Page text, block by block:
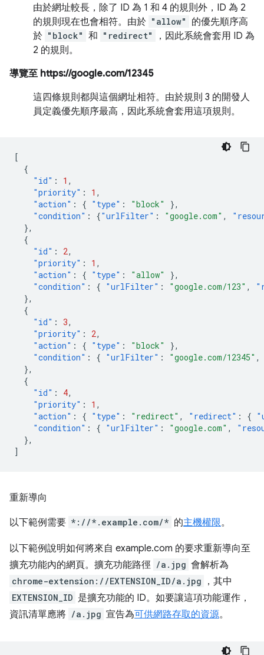
由於網址較長，除了 ID 為 1 和 4 的規則外，ID 為 2
的規則現在也會相符。由於 "allow"
的優先順序高
於 "block" 和 "redirect"
，因此系統會套用 ID 為
2 的規則。
導覽至 https://google.com/12345
這四條規則都與這個網址相符。由於規則 3 的開發人
員定義優先順序最高，因此系統會套用這項規則。
[
{
"id" : 1 ,
"priority" : 1 ,
"action" : { "type" : "block"
},
"condition" : {"urlFilter" : "google.com" ,
},
{
"id" : 2,
"priority" : 1 ,
"action" : { "type" : "allow"
},
"condition" : { "urlFilter" : "google.com/123" ,
},
{
"id" : 3,
"priority" : 2,
"action" : { "type" : "block"
},
"condition" : { "urlFilter" : "google.com/12345" ,
},
{
"id" : 4,
"priority" : 1 ,
"action" : { "type" : "redirect" , "redirect" : {
"condition" : { "urlFilter" : "google.com" ,
},
]
重新導向
以下範例需要 *://*.example.com/* 的主機權限。
以下範例說明如何將來自 example.com 的要求重新導向至
擴充功能內的網頁。擴充功能路徑 /a.jpg 會解析為
chrome-extension://EXTENSION_ID/a.jpg ，其中
EXTENSION_ID 是擴充功能的 ID。如要讓這項功能運作，
資訊清單應將 /a.jpg 宣告為可供網路存取的資源。